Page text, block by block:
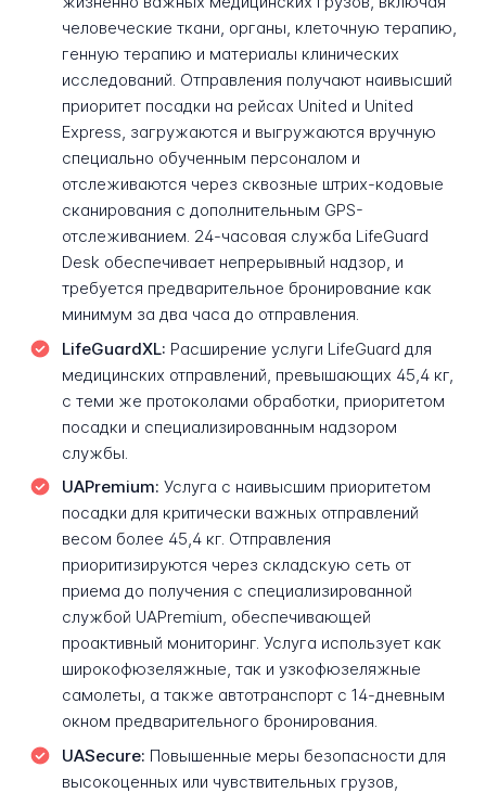
человеческие ткани, органы, клеточную терапию,
генную терапию и материалы клинических
исследований. Отправления получают наивысший
приоритет посадки на рейсах United и United
Express, загружаются и выгружаются вручную
специально обученным персоналом и
отслеживаются через сквозные штрих-кодовые
сканирования с дополнительным GPS-
отслеживанием. 24-часовая служба LifeGuard
Desk обеспечивает непрерывный надзор, и
требуется предварительное бронирование как
минимум за два часа до отправления.
LifeGuardXL: Расширение услуги LifeGuard для
медицинских отправлений, превышающих 45,4 кг,
с теми же протоколами обработки, приоритетом
посадки и специализированным надзором
службы.
UAPremium: Услуга с наивысшим приоритетом
посадки для критически важных отправлений
весом более 45,4 кг. Отправления
приоритизируются через складскую сеть от
приема до получения с специализированной
службой UAPremium, обеспечивающей
проактивный мониторинг. Услуга использует как
широкофюзеляжные, так и узкофюзеляжные
самолеты, а также автотранспорт с 14-дневным
окном предварительного бронирования.
UASecure: Повышенные меры безопасности для
высокоценных или чувствительных грузов,